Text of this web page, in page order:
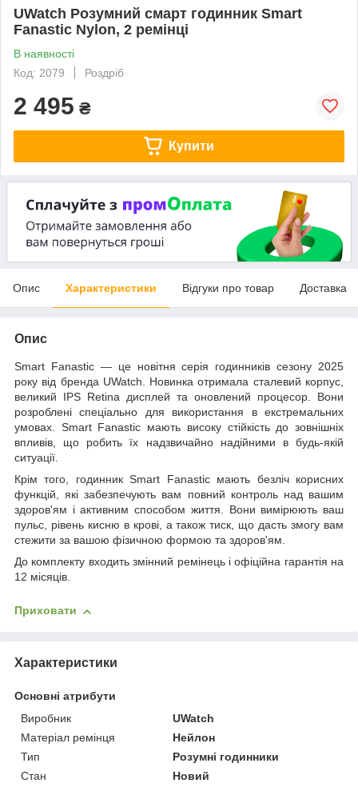
UWatch Розумний смарт годинник Smart
Fanastic Nylon, 2 ремінці
В наявності
Код: 2079
Роздріб
2 495 ₴
Купити
Опис Характеристики Відгуки про товар Доставка
Опис
Smart Fanastic— це новітня серія годинників сезону 2025
року від бренда UWatch. Новинка отримала сталевий корпус,
великий IPS Retina дисплей та оновлений процесор. Вони
розроблені спеціально для використання в екстремальних
умовах. Smart Fanastic мають високу стійкість до зовнішніх
впливів, що робить їх надзвичайно надійними в будь-якій
ситуації.
Крім того, годинникSmart Fanasticмають безліч корисних
функцій, які забезпечують вам повний контроль над вашим
здоров'ям і активним способом життя. Вони вимірюють ваш
пульс, рівень кисню в крові, а також тиск, що дасть змогу вам
стежити за вашою фізичною формою та здоров'ям.
До комплекту входить змінний ремінець і офіційна гарантія на
12 місяців.
Приховати
Характеристики
Основні атрибути
Виробник
UWatch
Матеріал ремінця
Нейлон
Тип
Розумні годинники
Стан
Новий